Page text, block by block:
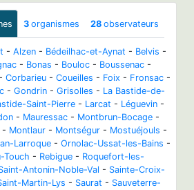
3 organismes 28 observateurs
- Alzen - Bédeilhac-et-Aynat - Belvis -
- Bonas - Bouloc - Boussenac -
- Corbarieu - Coueilles - Foix - Fronsac -
- Gondrin - Grisolles - La Bastide-de-
Saint-Pierre - Larcat - Léguevin -
- Mauressac - Montbrun-Bocage -
- Montlaur - Montségur - Mostuéjouls -
Larroque - Ornolac-Ussat-les-Bains -
Touch - Rebigue - Roquefort-les-
Antonin-Noble-Val - Sainte-Croix-
Martin-Lys - Saurat - Sauveterre-